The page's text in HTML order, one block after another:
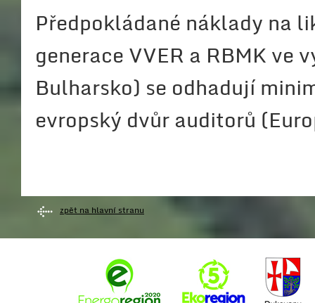
Předpokládané náklady na
generace VVER a RBMK ve
Bulharsko) se odhadují
evropský dvůr auditorů
zpět na hlavní stranu